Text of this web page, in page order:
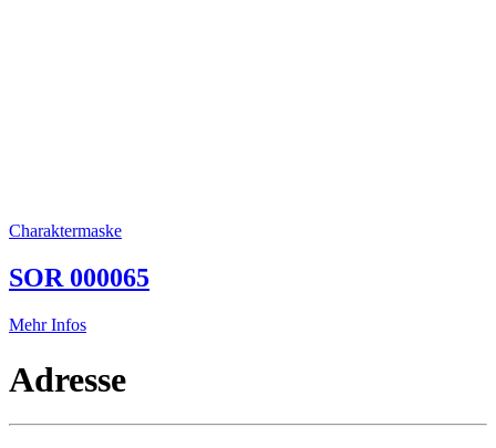
Charaktermaske
SOR 000065
Mehr Infos
Adresse